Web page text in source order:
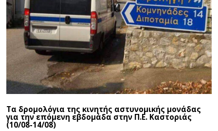
Τα δρομολόγια της κινητής αστυνομικής μονάδας
για την επόμενη εβδομάδα στην Π.Ε. Καστοριάς
(10/08-14/08)